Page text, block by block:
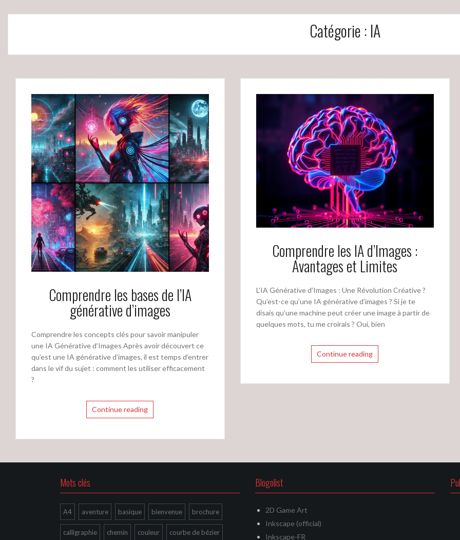
Catégorie : IA
Comprendre les bases de l’IA
générative d’images
Comprendre les concepts clés pour savoir manipuler
une IA Générative d’Images Après avoir découvert ce
qu’est une IA générative d’images, il est temps d’entrer
dans le vif du sujet : comment les utiliser efficacement
?
Continue reading
Comprendre les IA d’Images :
Avantages et Limites
L’IA Générative d’Images : Une Révolution Créative ?
Qu’est-ce qu’une IA générative d’images ? Si je te
disais qu’une machine peut créer une image à partir de
quelques mots, tu me croirais ? Oui, bien
Continue reading
Mots clés
A4 aventure basique bienvenue brochure
calligraphie chemin couleur courbe de bézier
Blogolist
2D Game Art
Inkscape (official)
Inkscape-FR